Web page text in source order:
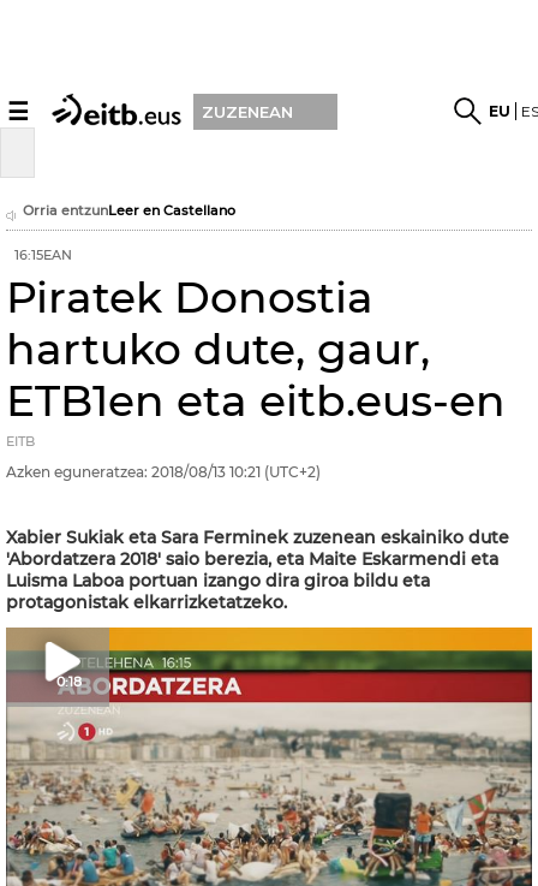
☰ ZUZENEAN EU
Orria entzunLeer en Castellano
16:15EAN
Piratek Donostia
hartuko dute, gaur,
ETB1en eta eitb.eus-en
EITB
Azken eguneratzea: 2018/08/13 10:21 (UTC+2)
Xabier Sukiak eta Sara Ferminek zuzenean eskainiko dute
'Abordatzera 2018' saio berezia, eta Maite Eskarmendi eta
Luisma Laboa portuan izango dira giroa bildu eta
protagonistak elkarrizketatzeko.
0:18